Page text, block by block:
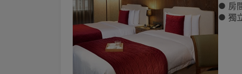
● 房
● 獨